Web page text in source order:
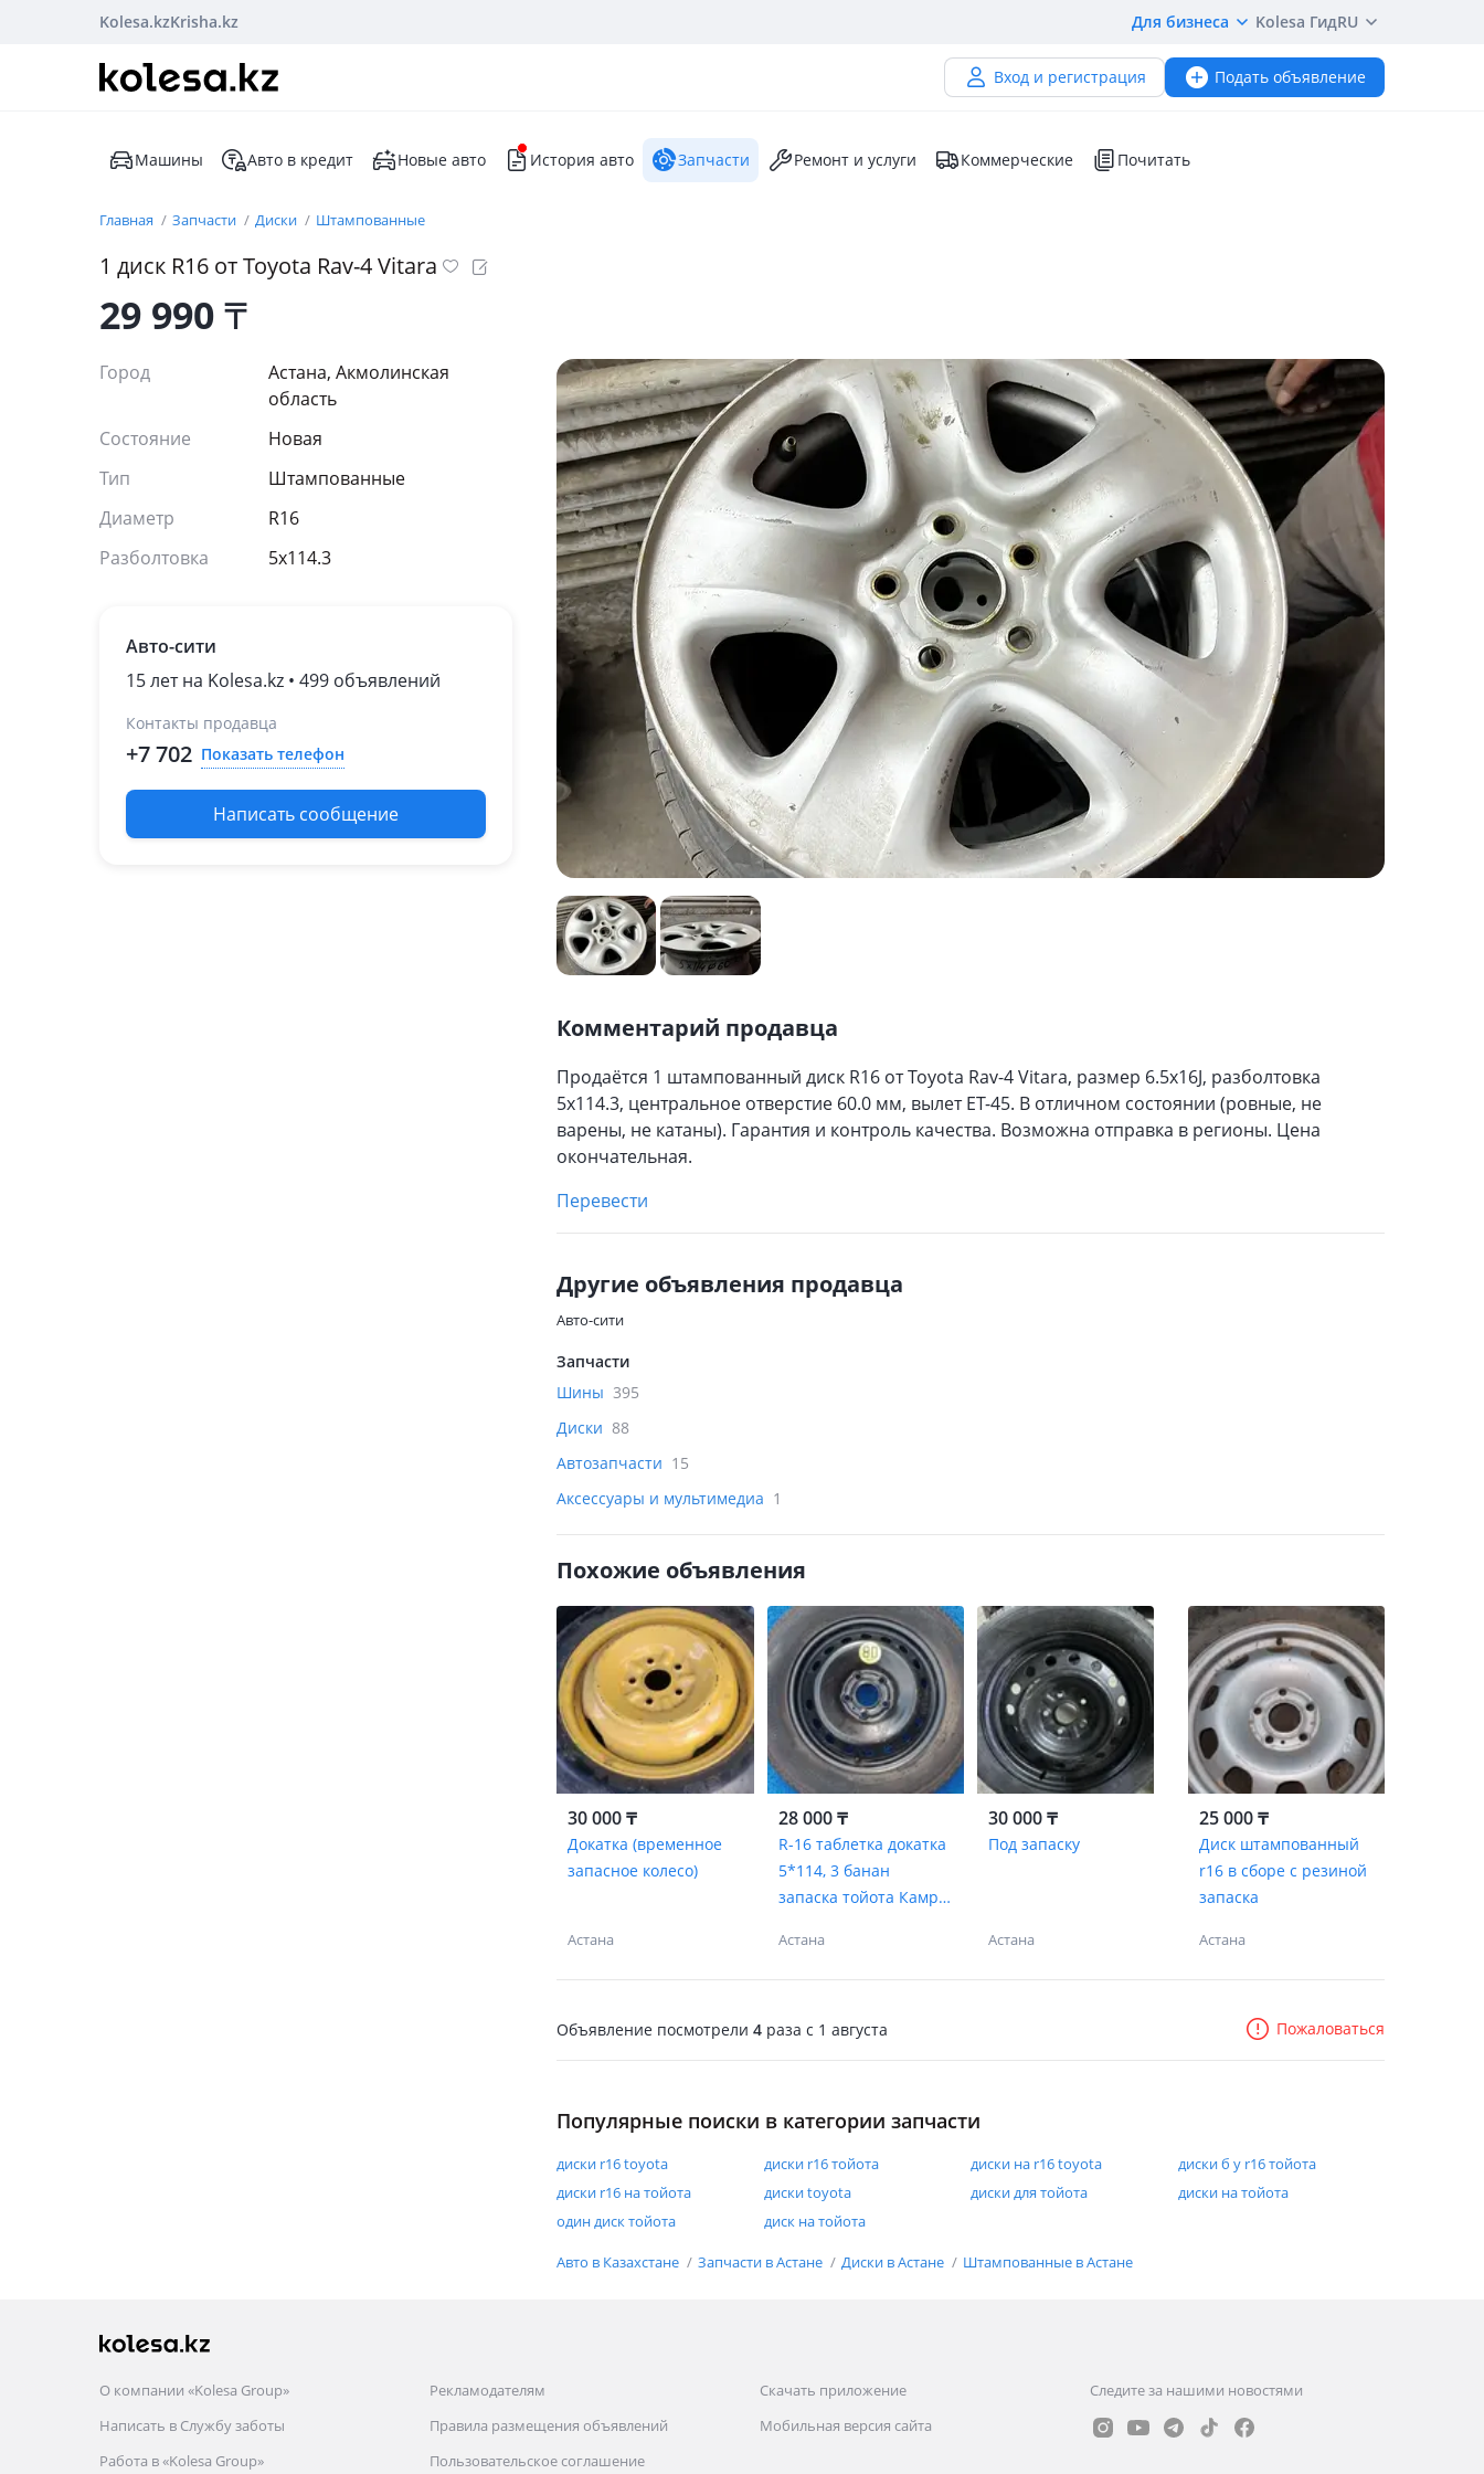
Kolesa.kzKrisha.kz Для бизнеса Kolesa ГидRU
Вход и регистрация Подать объявление
Машины Авто в кредит Новые авто История авто Запчасти Ремонт и услуги Коммерческие Почитать
Главная Запчасти Диски Штампованные
1 диск R16 от Toyota Rav-4 Vitara
29 990₸
Город
Астана, Акмолинская
область
Состояние
Новая
Тип
Штампованные
Диаметр
R16
Разболтовка
5x114.3
Авто-сити
15 лет на Kolesa.kz • 499 объявлений
Контакты продавца
+7 702 Показать телефон
Написать сообщение
Комментарий продавца
Продаётся 1 штампованный диск R16 от Toyota Rav-4 Vitara, размер 6.5х16J, разболтовка
5х114.3, центральное отверстие 60.0 мм, вылет ЕТ-45. В отличном состоянии (ровные, не
варены, не катаны). Гарантия и контроль качества. Возможна отправка в регионы. Цена
окончательная.
Перевести
Другие объявления продавца
Авто-сити
Запчасти
Шины 395
Диски 88
Автозапчасти 15
Аксессуары и мультимедиа 1
Похожие объявления
30 000 ₸
Докатка (временное
запасное колесо)
Астана
28 000 ₸
R-16 таблетка докатка
5*114, 3 банан
запаска тойота Камри
Астана
30 000 ₸
Под запаску
Астана
25 000 ₸
Диск штампованный
r16 в сборе с резиной
запаска
Астана
Объявление посмотрели 4 раза c 1 августа Пожаловаться
Популярные поиски в категории запчасти
диски r16 toyota диски r16 тойота диски на r16 toyota
диски б у r16 тойота
диски r16 на тойота
диски toyota диски для тойота
диски на тойота
один диск тойота
диск на тойота
Авто в Казахстане Запчасти в Астане Диски в Астане Штампованные в Астане
О компании «Kolesa Group»
Написать в Службу заботы
Работа в «Kolesa Group»
Рекламодателям
Правила размещения объявлений
Пользовательское соглашение
Скачать приложение
Мобильная версия сайта
Следите за нашими новостями